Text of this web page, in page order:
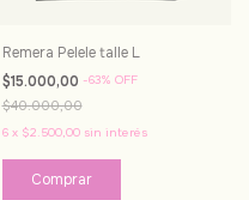
Remera Pelele talle L
$15.000,00 -63% OFF
$40.000,00
6 x $2.500,00 sin interés